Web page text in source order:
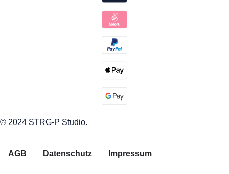
© 2024 STRG-P Studio.
AGB Datenschutz Impressum